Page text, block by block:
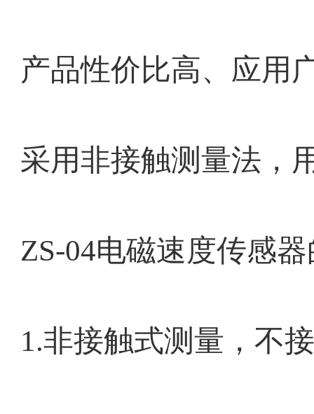
产品性价比高、应用
采用非接触测量法，
ZS-04电磁速度传感
1.非接触式测量，不